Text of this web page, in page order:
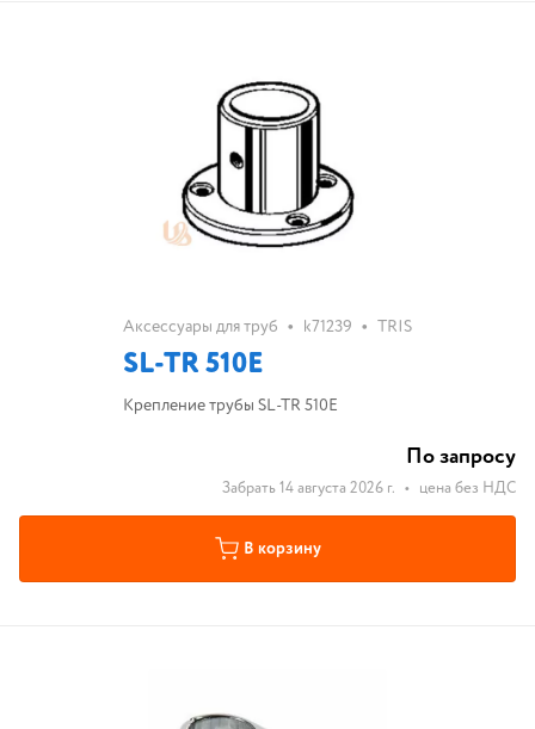
Аксессуары для труб • k71239 • TRIS
SL-TR 510E
Крепление трубы SL-TR 510E
По запросу
Забрать 14 августа 2026 г. • цена без НДС
В корзину